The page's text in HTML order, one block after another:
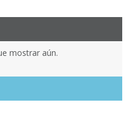
mostrar aún.